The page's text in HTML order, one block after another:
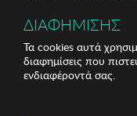
ΔΙΑΦΗΜΙΣΗΣ
Τα cookies αυτά
διαφημίσεις που
ενδιαφέροντά σας.